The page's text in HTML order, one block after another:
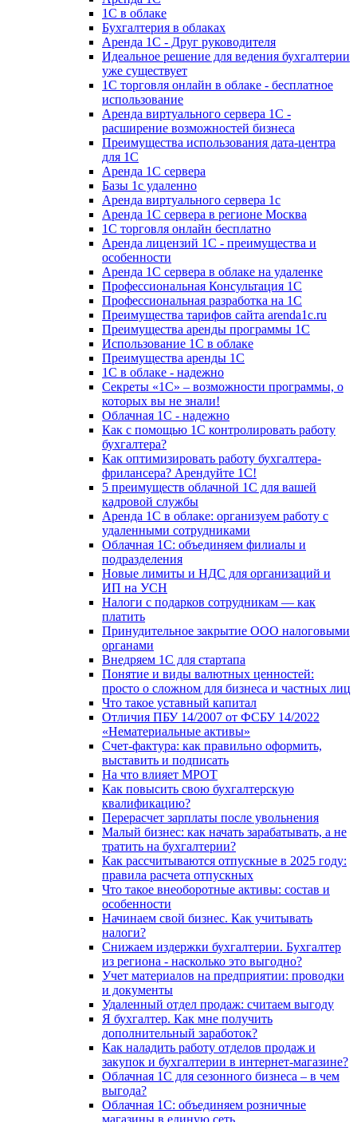
1С в облаке
Бухгалтерия в облаках
Аренда 1С - Друг руководителя
Идеальное решение для ведения бухгалтерии
уже существует
1С торговля онлайн в облаке - бесплатное
использование
Аренда виртуального сервера 1С -
расширение возможностей бизнеса
Преимущества использования дата-центра
для 1С
Аренда 1С сервера
Базы 1с удаленно
Аренда виртуального сервера 1с
Аренда 1С сервера в регионе Москва
1С торговля онлайн бесплатно
Аренда лицензий 1С - преимущества и
особенности
Аренда 1С сервера в облаке на удаленке
Профессиональная Консультация 1С
Профессиональная разработка на 1С
Преимущества тарифов сайта arenda1c.ru
Преимущества аренды программы 1С
Использование 1С в облаке
Преимущества аренды 1С
1С в облаке - надежно
Секреты «1С» – возможности программы, о
которых вы не знали!
Облачная 1С - надежно
Как с помощью 1С контролировать работу
бухгалтера?
Как оптимизировать работу бухгалтера-
фрилансера? Арендуйте 1С!
5 преимуществ облачной 1С для вашей
кадровой службы
Аренда 1С в облаке: организуем работу с
удаленными сотрудниками
Облачная 1С: объединяем филиалы и
подразделения
Новые лимиты и НДС для организаций и
ИП на УСН
Налоги с подарков сотрудникам — как
платить
Принудительное закрытие ООО налоговыми
органами
Внедряем 1С для стартапа
Понятие и виды валютных ценностей:
просто о сложном для бизнеса и частных лиц
Что такое уставный капитал
Отличия ПБУ 14/2007 от ФСБУ 14/2022
«Нематериальные активы»
Счет-фактура: как правильно оформить,
выставить и подписать
На что влияет МРОТ
Как повысить свою бухгалтерскую
квалификацию?
Перерасчет зарплаты после увольнения
Малый бизнес: как начать зарабатывать, а не
тратить на бухгалтерии?
Как рассчитываются отпускные в 2025 году:
правила расчета отпускных
Что такое внеоборотные активы: состав и
особенности
Начинаем свой бизнес. Как учитывать
налоги?
Снижаем издержки бухгалтерии. Бухгалтер
из региона - насколько это выгодно?
Учет материалов на предприятии: проводки
и документы
Удаленный отдел продаж: считаем выгоду
Я бухгалтер. Как мне получить
дополнительный заработок?
Как наладить работу отделов продаж и
закупок и бухгалтерии в интернет-магазине?
Облачная 1С для сезонного бизнеса – в чем
выгода?
Облачная 1С: объединяем розничные